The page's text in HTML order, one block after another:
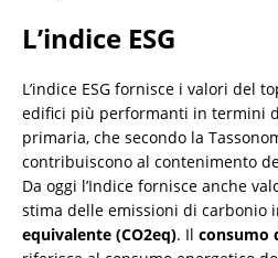
L’indice ESG
L’indice ESG fornisce i valori del
edifici più performanti in termini
primaria, che secondo la
contribuiscono al contenimento
Da oggi l’Indice fornisce anche
stima delle emissioni di carbonio
equivalente (CO2eq). Il consumo